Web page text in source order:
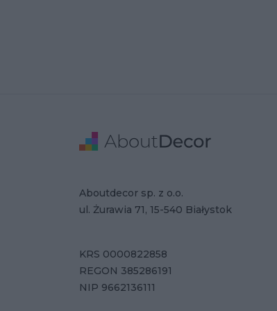
Adres
Aboutdecor sp. z o.o.
ul. Żurawia 71, 15-540 Białystok
Dane Firmy
KRS 0000822858
REGON 385286191
NIP 9662136111